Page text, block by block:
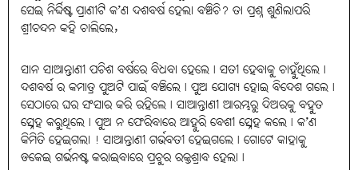
ସେଇ ନିର୍ଦ୍ଦିଷ୍ଟ ପ୍ରାଣୀଟି କ’ଣ ଦଶବର୍ଷ ହେଲା ବଞ୍ଚିଚି? ତା ପ୍ରଶ୍ନ ଶୁଣିଲାପରି
ଶ୍ରୀଚନ୍ଦନ କହି ଚାଲିଲେ,
ସାନ ସାଆନ୍ତାଣୀ ପଚିଶ ବର୍ଷରେ ବିଧବା ହେଲେ। ସତୀ ହେବାକୁ ଚାହୁଁଥିଲେ।
ଦଶବର୍ଷ ର କମାତ୍ର ପୁଅଟି ପାଇଁ ବଞ୍ଚିଲେ। ପୁଅ ଯୋଗ୍ୟ ହୋଇ ବିଦେଶ ଗଲେ।
ସେଠାରେ ଘର ସଂସାର କରି ରହିଲେ। ସାଆନ୍ତାଣୀ ଆରମ୍ଭରୁ ଦିଅରକୁ ବହୁତ
ସ୍ନେହ କରୁଥିଲେ। ପୁଅ ନ ଫେରିବାରେ ଆହୁରି ବେଶୀ ସ୍ନେହ କଲେ। କ’ଣ
କିମିତି ହେଇଗଲା ! ସାଆନ୍ତାଣୀ ଗର୍ଭବତୀ ହେଇଗଲେ। ଗୋଟେ କାହାକୁ
ଡକେଇ ଗର୍ଭନଷ୍ଟ କରାଇବାରେ ପ୍ରଚୁର ରକ୍ତଶ୍ରାବ ହେଲା।